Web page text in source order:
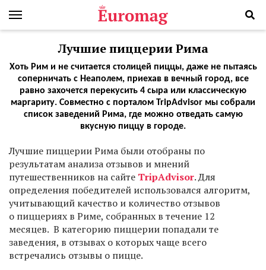
Лучшие пиццерии Рима
Хоть Рим и не считается столицей пиццы, даже не пытаясь
соперничать с Неаполем, приехав в вечный город, все
равно захочется перекусить 4 сыра или классическую
маргариту. Совместно с порталом TripAdvisor мы собрали
список заведений Рима, где можно отведать самую
вкусную пиццу в городе.
Лучшие пиццерии Рима были отобраны по
результатам анализа отзывов и мнений
путешественников на сайте TripAdvisor. Для
определения победителей использовался алгоритм,
учитывающий качество и количество отзывов
о пиццериях в Риме, собранных в течение 12
месяцев. В категорию пиццерии попадали те
заведения, в отзывах о которых чаще всего
встречались отзывы о пицце.